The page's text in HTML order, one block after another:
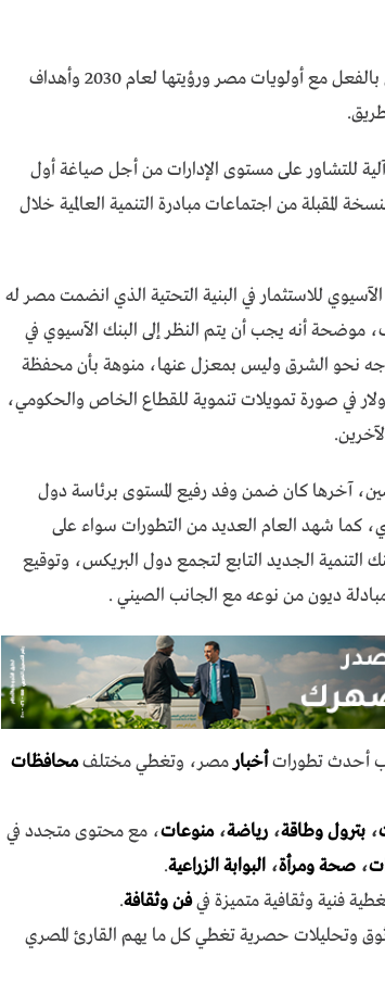
أضافت أن مجالات وأولويات مبادرة التنمية العالمية تتفق بالفعل مع أولويات مصر ورؤيتها لعام 2030 وأهداف
للتشاور على مستوى الإدارات من أجل صياغة أول
المقبلة من اجتماعات مبادرة التنمية العالمية خلال
للاستثمار في البنية التحتية الذي انضمت مصر له
موضحة أنه يجب أن يتم النظر إلى البنك الآسيوي في
نحو الشرق وليس بمعزل عنها، منوهة بأن محفظة
للبنك تضم مشروعات بنحو 1.3 مليار دولار في صورة تمويلات تنموية للقطاع الخاص والحكومي،
أن العام الجاري شهد 3 زيارات للصين، آخرها كان ضمن وفد رفيع المستوى برئاسة دول
كما شهد العام العديد من التطورات سواء على
الجديد التابع لتجمع دول البريكس، وتوقيع
مبادلة ديون من نوعه مع الجانب الصيني .
أحدث تطوراتأخبار مصر، وتغطي مختلفمحافظات
، بترول وطاقة، رياضة،منوعات، مع محتوى متجدد في
، صحة ومرأة، البوابة الزراعية.
فنية وثقافية متميزة فيفن وثقافة.
وتحليلات حصرية تغطي كل ما يهم القارئ المصري